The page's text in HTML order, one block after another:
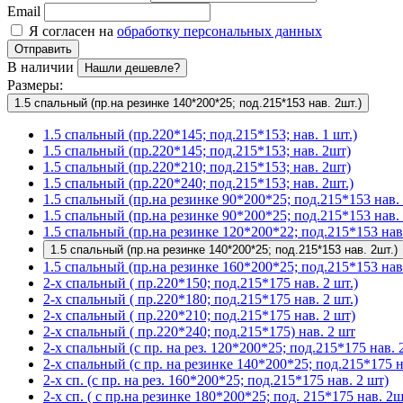
Email
Я согласен на обработку персональных данных
Отправить
В наличии Нашли дешевле?
Размеры:
1.5 спальный (пр.на резинке 140*200*25; под.215*153 нав. 2шт.)
1.5 спальный (пр.220*145; под.215*153; нав. 1 шт.)
1.5 спальный (пр.220*145; под.215*153; нав. 2шт)
1.5 спальный (пр.220*210; под.215*153; нав. 2шт)
1.5 спальный (пр.220*240; под.215*153; нав. 2шт.)
1.5 спальный (пр.на резинке 90*200*25; под.215*153
1.5 спальный (пр.на резинке 90*200*25; под.215*153
1.5 спальный (пр.на резинке 120*200*22; под.215*153
1.5 спальный (пр.на резинке 140*200*25; под.215*153 нав. 2шт.)
1.5 спальный (пр.на резинке 160*200*25; под.215*153
2-х спальный ( пр.220*150; под.215*175 нав. 2 шт.)
2-х спальный ( пр.220*180; под.215*175 нав. 2 шт.)
2-х спальный ( пр.220*210; под.215*175 нав. 2 шт)
2-х спальный ( пр.220*240; под.215*175) нав. 2 шт
2-х спальный (с пр. на рез. 120*200*25; под.215*175 нав.
2-х спальный (с пр. на резинке 140*200*25; под.215*175
2-х сп. (с пр. на рез. 160*200*25; под.215*175 нав. 2 шт)
2-х сп. ( с пр.на резинке 180*200*25; под. 215*175 нав.